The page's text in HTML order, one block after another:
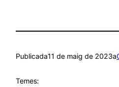
Publicada11 de maig de 2023a
Temes: